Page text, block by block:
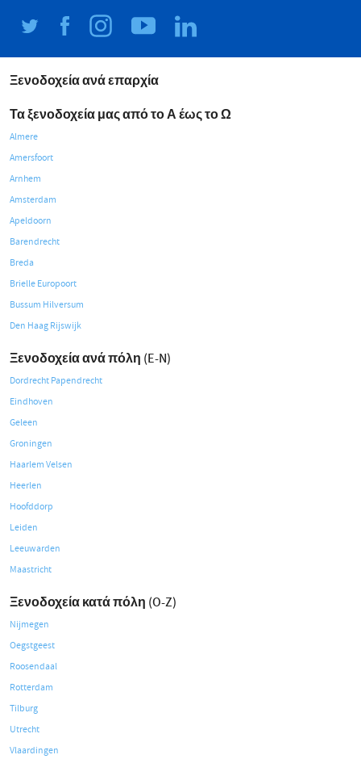
Ξενοδοχεία ανά επαρχία
Τα ξενοδοχεία μας από το Α έως το Ω
Almere
Amersfoort
Arnhem
Amsterdam
Apeldoorn
Barendrecht
Breda
Brielle Europoort
Bussum Hilversum
Den Haag Rijswijk
Ξενοδοχεία ανά πόλη (E-N)
Dordrecht Papendrecht
Eindhoven
Geleen
Groningen
Haarlem Velsen
Heerlen
Hoofddorp
Leiden
Leeuwarden
Maastricht
Ξενοδοχεία κατά πόλη (O-Z)
Nijmegen
Oegstgeest
Roosendaal
Rotterdam
Tilburg
Utrecht
Vlaardingen